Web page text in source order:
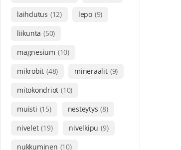
laihdutus (12) lepo (9)
liikunta (50)
magnesium (10)
mikrobit (48) mineraalit (9)
mitokondriot (10)
muisti (15) nesteytys (8)
nivelet (19) nivelkipu (9)
nukkuminen (10)